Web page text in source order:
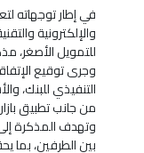
في إطار توجهاته
والإلكترونية
للتمويل الأصغر،
وجرى توقيع
التنفيذي للبنك،
من جانب تطبيق
وتهدف المذكرة
بين الطرفين، بما